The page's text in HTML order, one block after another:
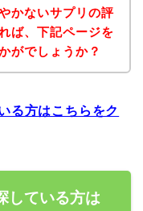
かないサプリの評
ば、下記ページを
がでしょうか？
る方はこちらをク
している方は